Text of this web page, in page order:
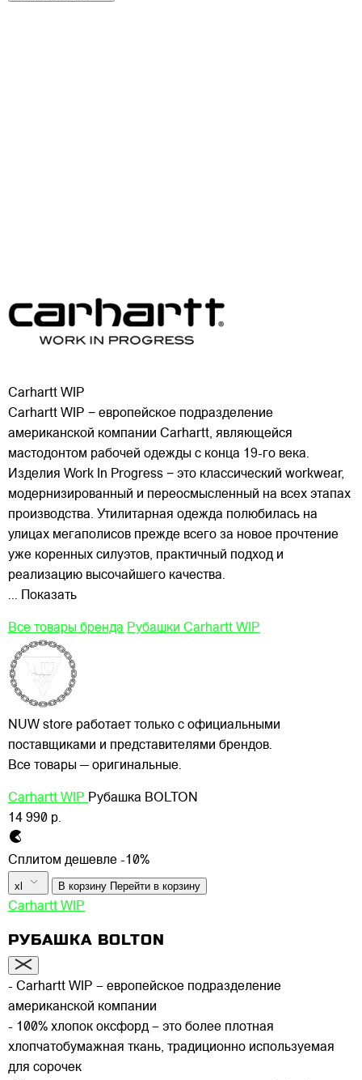
Carhartt WIP
Carhartt WIP − европейское подразделение
американской компании Carhartt, являющейся
мастодонтом рабочей одежды с конца 19-го века.
Изделия Work In Progress − это классический workwear,
модернизированный и переосмысленный на всех этапах
производства. Утилитарная одежда полюбилась на
улицах мегаполисов прежде всего за новое прочтение
уже коренных силуэтов, практичный подход и
реализацию высочайшего качества.
... Показать
Все товары бренда Рубашки Carhartt WIP
NUW store работает только с официальными
поставщиками и представителями брендов.
Все товары — оригинальные.
Carhartt WIP Рубашка BOLTON
14 990 р.
Сплитом дешевле -10%
xl В корзину Перейти в корзину
Carhartt WIP
РУБАШКА BOLTON
- Carhartt WIP – европейское подразделение
американской компании
- 100% хлопок оксфорд – это более плотная
хлопчатобумажная ткань, традиционно используемая
для сорочек